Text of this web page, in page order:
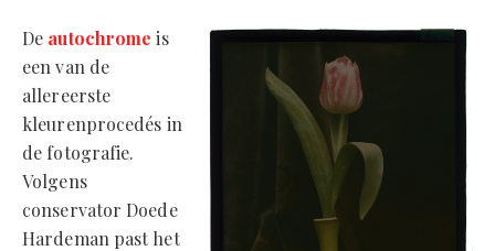
De autochrome is
een van de
allereerste
kleurenprocedés in
de fotografie.
Volgens
conservator Doede
Hardeman past het